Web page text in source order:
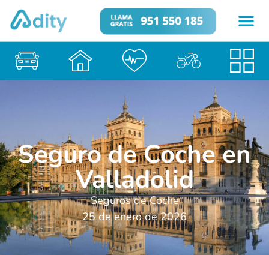
Seguro de Coche en
Valladolid
Seguros de Coche
25 de enero de 2026